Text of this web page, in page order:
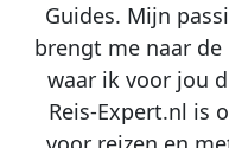
Guides. Mijn
brengt me naar
waar ik voor jou
Reis-Expert.nl is